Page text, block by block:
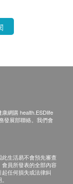
21-28個工作
日及公眾假
網購 health.ESDlife
發展部聯絡。我們會
生活易不會預先審查
員所發表的全部內容
任何損失或法律糾